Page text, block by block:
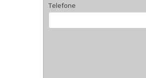
Telefone